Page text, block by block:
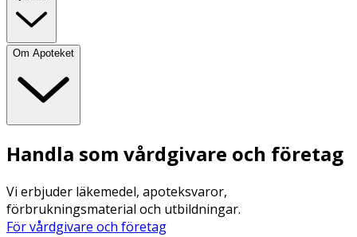
Om Apoteket
Handla som vårdgivare och företag
Vi erbjuder läkemedel, apoteksvaror,
förbrukningsmaterial och utbildningar.
För vårdgivare och företag